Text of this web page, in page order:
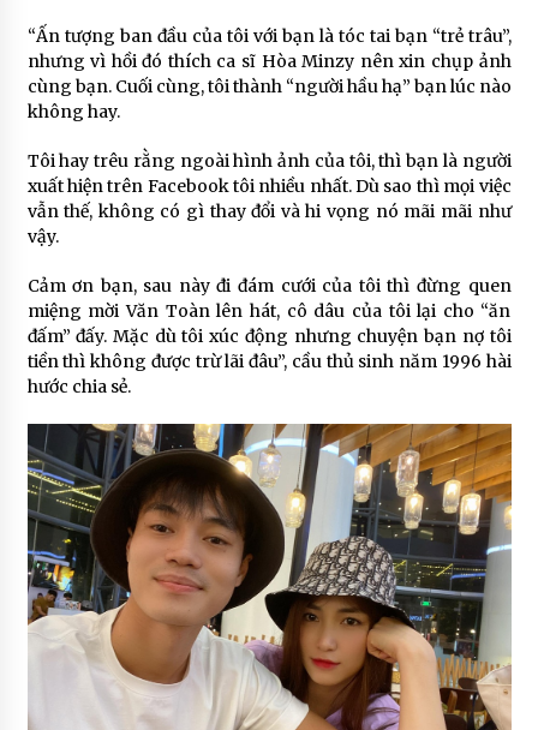
“Ấn tượng ban đầu của tôi với bạn là tóc tai bạn “trẻ trâu”,
nhưng vì hồi đó thích ca sĩ Hòa Minzy nên xin chụp ảnh
cùng bạn. Cuối cùng, tôi thành “người hầu hạ” bạn lúc nào
không hay.
Tôi hay trêu rằng ngoài hình ảnh của tôi, thì bạn là người
xuất hiện trên Facebook tôi nhiều nhất. Dù sao thì mọi việc
vẫn thế, không có gì thay đổi và hi vọng nó mãi mãi như
vậy.
Cảm ơn bạn, sau này đi đám cưới của tôi thì đừng quen
miệng mời Văn Toàn lên hát, cô dâu của tôi lại cho “ăn
đấm” đấy. Mặc dù tôi xúc động nhưng chuyện bạn nợ tôi
tiền thì không được trừ lãi đâu”, cầu thủ sinh năm 1996 hài
hước chia sẻ.